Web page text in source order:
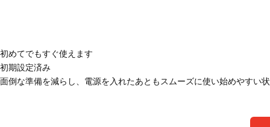
初めてでもすぐ使えます
初期設定済み
面倒な準備を減らし、電源を入れたあともスムーズに使い始めやすい